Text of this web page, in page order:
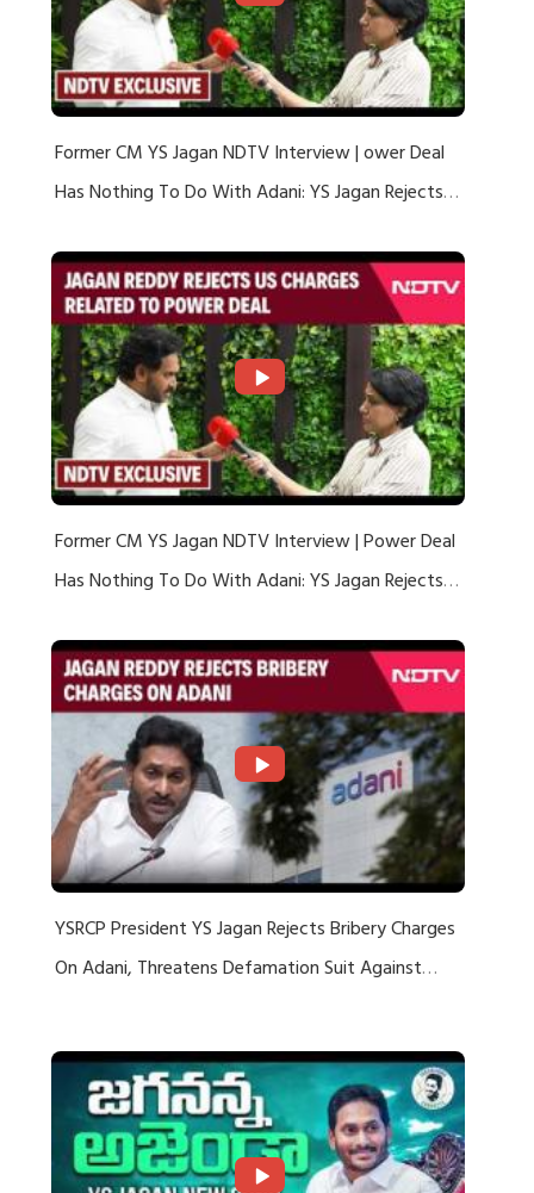
Former CM YS Jagan NDTV Interview | ower Deal
Has Nothing To Do With Adani: YS Jagan Rejects
Former CM YS Jagan NDTV Interview | Power Deal
Has Nothing To Do With Adani: YS Jagan Rejects
YSRCP President YS Jagan Rejects Bribery Charges
On Adani, Threatens Defamation Suit Against